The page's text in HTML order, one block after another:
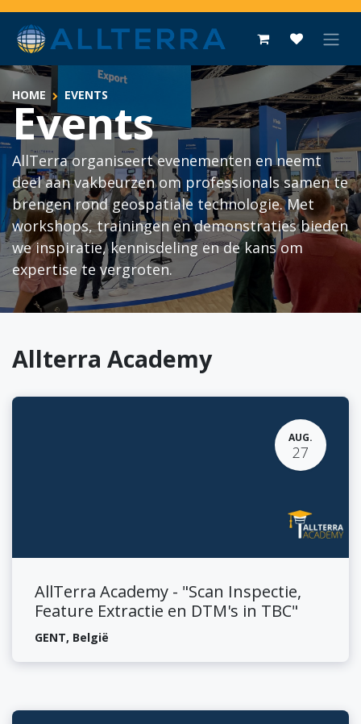
Overslaan naar inhoud
HOME EVENTS
Events
AllTerra organiseert evenementen en neemt
deel aan vakbeurzen om professionals samen te
brengen rond geospatiale technologie. Met
workshops, trainingen en demonstraties bieden
we inspiratie, kennisdeling en de kans om
expertise te vergroten.
Allterra Academy
AUG.
27
AllTerra Academy - "Scan Inspectie,
Feature Extractie en DTM's in TBC"
GENT, België